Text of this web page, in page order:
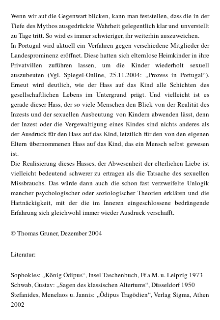
Wenn wir auf die Gegenwart blicken, kann man feststellen, dass die in der
Tiefe des Mythos ausgedrückte Wahrheit gelegentlich klar und unverstellt
zu Tage tritt. So wird es immer schwieriger, ihr weiterhin auszuweichen.
In Portugal wird aktuell ein Verfahren gegen verschiedene Mitglieder der
Landesprominenz eröffnet. Diese hatten sich elternlose Heimkinder in ihre
Privatvillen zuführen lassen, um die Kinder wiederholt sexuell
auszubeuten (Vgl. Spiegel-Online, 25.11.2004: „Prozess in Portugal“).
Erneut wird deutlich, wie der Hass auf das Kind alle Schichten des
gesellschaftlichen Lebens im Untergrund prägt. Und vielleicht ist es
gerade dieser Hass, der so viele Menschen den Blick von der Realität des
Inzests und der sexuellen Ausbeutung von Kindern abwenden lässt, denn
der Inzest oder die Vergewaltigung eines Kindes sind nichts anderes als
der Ausdruck für den Hass auf das Kind, letztlich für den von den eigenen
Eltern übernommenen Hass auf das Kind, das ein Mensch selbst gewesen
ist.
Die Realisierung dieses Hasses, der Abwesenheit der elterlichen Liebe ist
vielleicht bedeutend schwerer zu ertragen als die Tatsache des sexuellen
Missbrauchs. Das würde dann auch die schon fast verzweifelte Unlogik
mancher psychologischer oder soziologischer Theorien erklären und die
Hartnäckigkeit, mit der die im Inneren eingeschlossene bedrängende
Erfahrung sich gleichwohl immer wieder Ausdruck verschafft.
© Thomas Gruner, Dezember 2004
Literatur:
Sophokles: „König Ödipus“, Insel Taschenbuch, Ff a.M. u. Leipzig 1973
Schwab, Gustav: „Sagen des klassischen Altertums“, Düsseldorf 1950
Stefanides, Menelaos u. Jannis: „Ödipus Tragödien“, Verlag Sigma, Athen
2002